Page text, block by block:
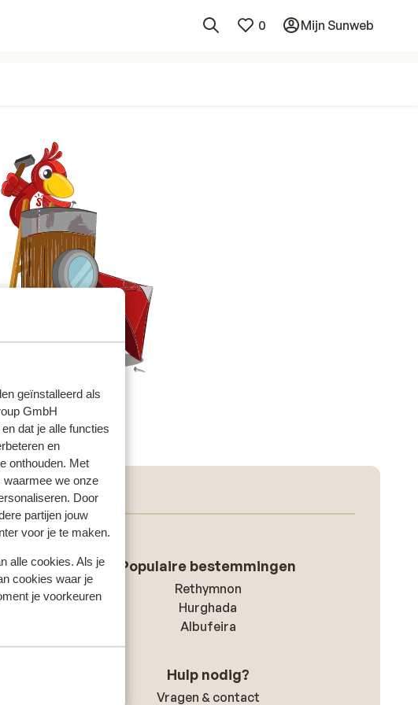
geïnstalleerd als
GmbH
dat je alle functies
en
onthouden. Met
we onze
Door
partijen jouw
voor je te maken.
alle cookies. Als je
cookies waar je
je voorkeuren
0 Mijn Sunweb
Populaire bestemmingen
Rethymnon
Hurghada
Albufeira
Hulp nodig?
Vragen & contact